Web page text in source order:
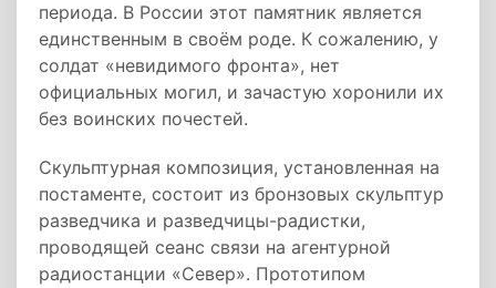
периода. В России этот памятник является
единственным в своём роде. К сожалению, у
солдат «невидимого фронта», нет
официальных могил, и зачастую хоронили их
без воинских почестей.
Скульптурная композиция, установленная на
постаменте, состоит из бронзовых скульптур
разведчика и разведчицы-радистки,
проводящей сеанс связи на агентурной
радиостанции «Север». Прототипом